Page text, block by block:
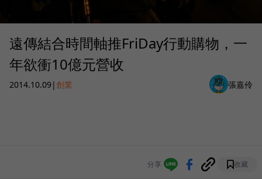
遠傳結合時間軸推FriDay行動購物，一
年欲衝10億元營收
2014.10.09|創業 張嘉伶
分享 收藏